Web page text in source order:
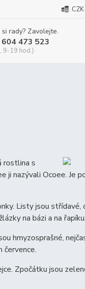
rady? Zavolejte.
473 523
9-19 hod.)
rostlina s
nazývali Ocoee. Je
Listy jsou
na bázi a na řapíku.
hmyzosprašné,
července.
Zpočátku jsou